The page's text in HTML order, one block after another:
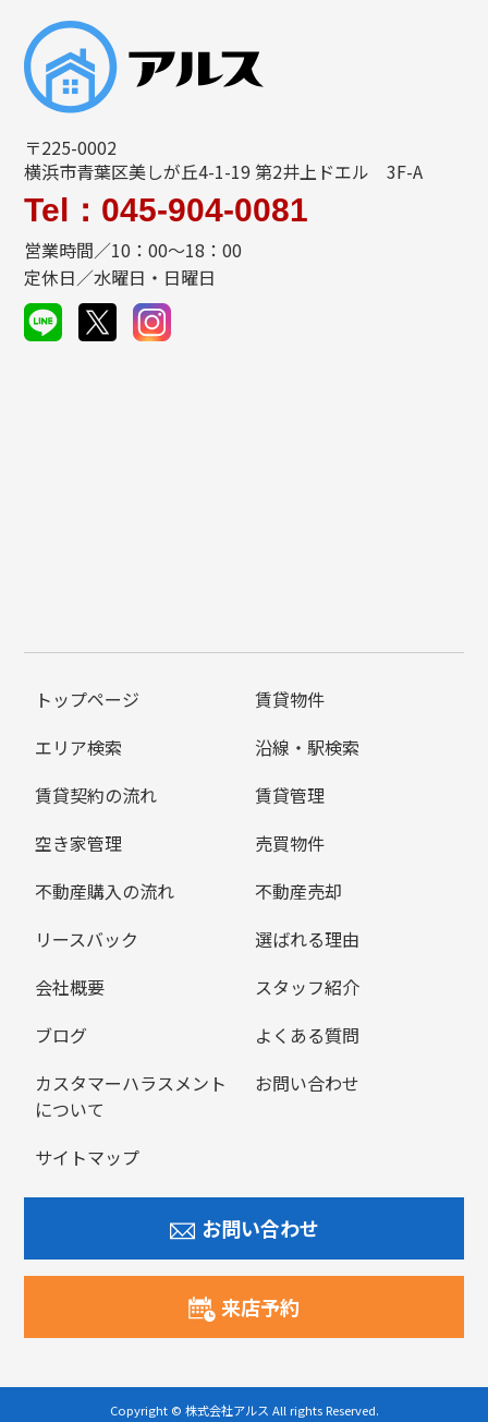
〒225-0002
横浜市青葉区美しが丘4-1-19 第2井上ドエル 3F-A
Tel：045-904-0081
営業時間／10：00～18：00
定休日／水曜日・日曜日
トップページ
賃貸物件
エリア検索
沿線・駅検索
賃貸契約の流れ
賃貸管理
空き家管理
売買物件
不動産購入の流れ
不動産売却
リースバック
選ばれる理由
会社概要
スタッフ紹介
ブログ
よくある質問
カスタマーハラスメント
について
お問い合わせ
サイトマップ
お問い合わせ
来店予約
Copyright © 株式会社アルス All rights Reserved.